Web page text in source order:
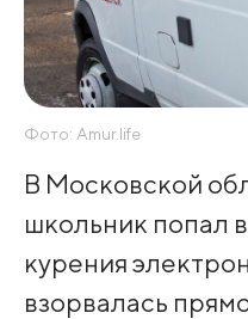
Фото: Amur.life
В Московской
школьник попал
курения
взорвалась